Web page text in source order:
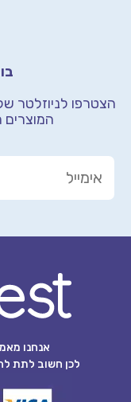
הצטרפו לניוזלטר
המוצרים
אנחנו
לכן חשוב לתת